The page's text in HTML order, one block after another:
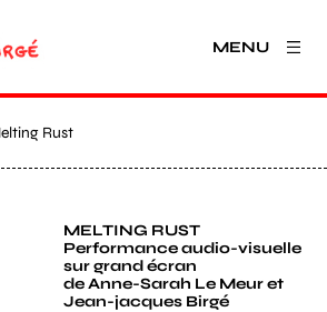
MENU
Rust
MELTING RUST
Performance audio-visuelle
sur grand écran
de Anne-Sarah Le Meur et
Jean-jacques Birgé